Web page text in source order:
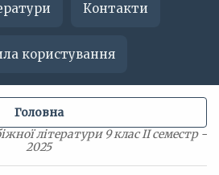
Контакти
користування
літератури 9 клас ІІ семестр -
2025
Головна